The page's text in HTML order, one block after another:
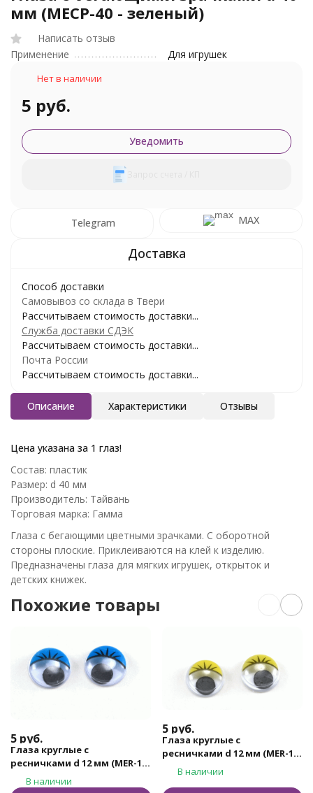
мм (МЕСР-40 - зеленый)
Написать отзыв
Применение
Для игрушек
Нет в наличии
5 руб.
Уведомить
Telegram MAX
Способ доставки
Самовывоз со склада в Твери
Рассчитываем стоимость доставки...
Служба доставки СДЭК
Рассчитываем стоимость доставки...
Почта России
Рассчитываем стоимость доставки...
Описание Характеристики Отзывы
Цена указана за 1 глаз!
Состав: пластик
Размер: d 40 мм
Производитель: Тайвань
Торговая марка: Гамма
Глаза с бегающими цветными зрачками. С оборотной
стороны плоские. Приклеиваются на клей к изделию.
Предназначены глаза для мягких игрушек, открыток и
детских книжек.
Похожие товары
5 руб.
Глаза круглые с
ресничками d 12 мм (MER-12
- синие)
В наличии
5 руб.
Глаза круглые с
ресничками d 12 мм (MER-12
- желтые)
В наличии